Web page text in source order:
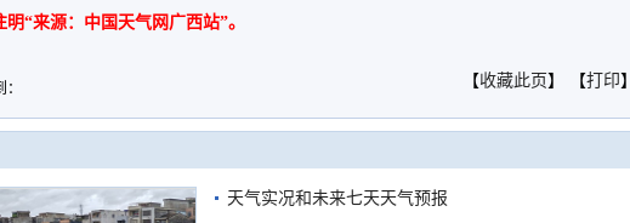
明“来源：中国天气网广西站”。
【收藏此页 】 【打印】
天气实况和未来七天天气预报